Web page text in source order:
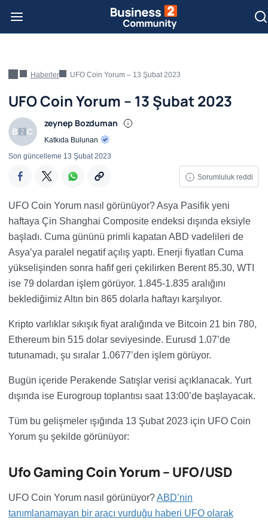
Haberler UFO Coin Yorum – 13 Şubat 2023
UFO Coin Yorum – 13 Şubat 2023
zeynep Bozduman
Katkıda Bulunan
Sorumluluk reddi
Son güncelleme 13 Şubat 2023
UFO Coin Yorum nasıl görünüyor?Asya Pasifik yeni
haftaya Çin Shanghai Composite endeksi dışında eksiyle
başladı. Cuma gününü primli kapatan ABD vadelileri de
Asya’ya paralel negatif açılış yaptı. Enerji fiyatları Cuma
yükselişinden sonra hafif geri çekilirken Berent 85.30, WTI
ise 79 dolardan işlem görüyor. 1.845-1.835 aralığını
beklediğimiz Altın bin 865 dolarla haftayı karşılıyor.
Kripto varlıklar sıkışık fiyat aralığında ve Bitcoin 21 bin 780,
Ethereum bin 515 dolar seviyesinde. Eurusd 1.07’de
tutunamadı, şu sıralar 1.0677’den işlem görüyor.
Bugün içeride Perakende Satışlar verisi açıklanacak. Yurt
dışında ise Eurogroup toplantısı saat 13:00’de başlayacak.
Tüm bu gelişmeler ışığında 13 Şubat 2023 için UFO Coin
Yorum şu şekilde görünüyor:
Ufo Gaming Coin Yorum – UFO/USD
UFO Coin Yorum nasıl görünüyor?ABD’nin
tanımlanamayan bir aracı vurduğu haberi UFO olarak